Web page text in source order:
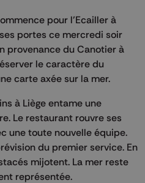
pour l’Ecailler à
portes ce mercredi soir
provenance du Canotier à
le caractère du
carte axée sur la mer.
à Liège entame une
Le restaurant rouvre ses
une toute nouvelle équipe.
du premier service. En
mijotent. La mer reste
représentée.